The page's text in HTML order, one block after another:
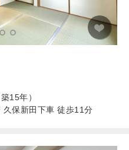
15年）
保新田下車 徒歩11分